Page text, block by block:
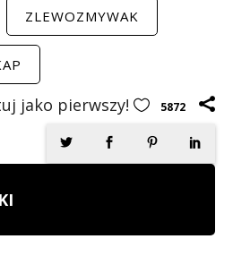
ZLEWOZMYWAK
jako pierwszy! 5872